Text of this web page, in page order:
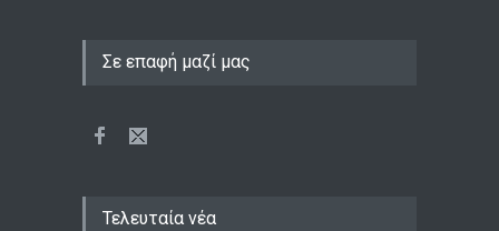
Σε επαφή μαζί μας
Τελευταία νέα